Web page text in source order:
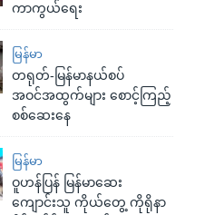
ကာကွယ်ရေး
မြန်မာ
တရုတ်-မြန်မာနယ်စပ်
အဝင်အထွက်များ စောင့်ကြည့်
စစ်ဆေးနေ
မြန်မာ
ဝူဟန်ပြန် မြန်မာဆေး
ကျောင်းသူ ကိုယ်တွေ့ ကိုရိုနာ